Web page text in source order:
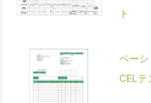
ト
ベー
CELテ